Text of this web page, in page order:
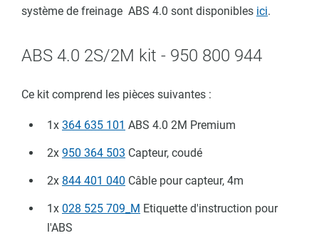
système de freinage ABS 4.0 sont disponibles ici.
ABS 4.0 2S/2M kit - 950 800 944
Ce kit comprend les pièces suivantes :
1x 364 635 101 ABS 4.0 2M Premium
2x 950 364 503 Capteur, coudé
2x 844 401 040 Câble pour capteur, 4m
1x 028 525 709_M Etiquette d'instruction pour
l'ABS